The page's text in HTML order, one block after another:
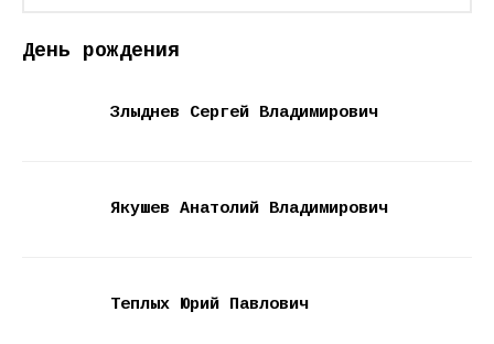
День рождения
Злыднев Сергей Владимирович
Якушев Анатолий Владимирович
Теплых Юрий Павлович